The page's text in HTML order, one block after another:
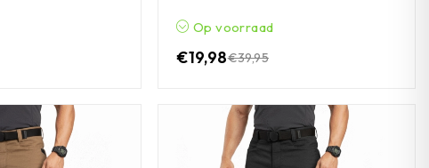
Op voorraad
€39,95
€19,98